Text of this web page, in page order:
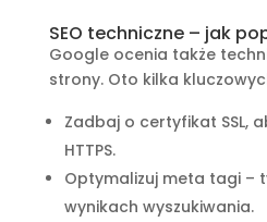
SEO techniczne – jak
Google ocenia także
strony. Oto kilka
Zadbaj o certyfikat SSL,
HTTPS.
Optymalizuj meta tagi –
wynikach wyszukiwania.